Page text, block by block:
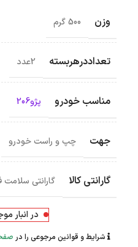
وزن 500 گرم
تعداددرهربسته 2عدد
مناسب خودرو پژو206
جهت چپ و راست خودرو
گارانتی کالا گارانتی سلامت
در انبار
شرایط و قوانین مرجوعی را در